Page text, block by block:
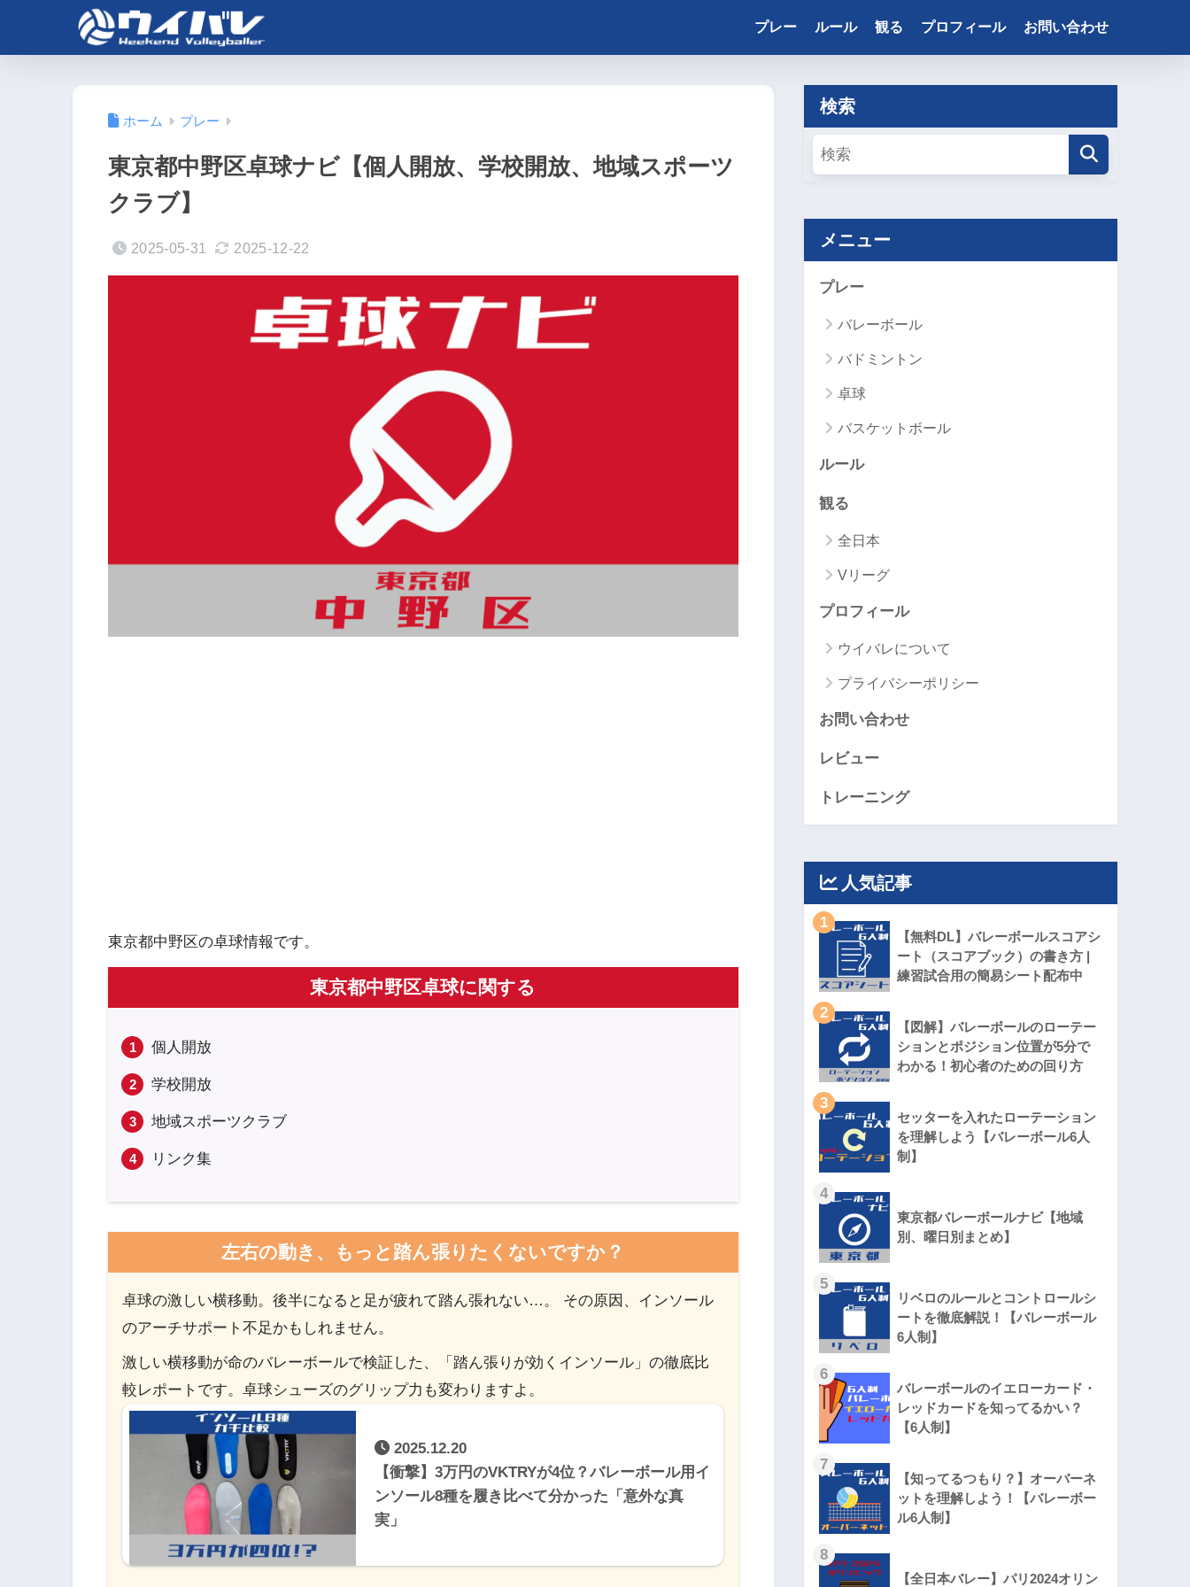
プレー ルール 観る プロフィール お問い合わせ
ホーム プレー
東京都中野区卓球ナビ【個人開放、学校開放、地域スポーツ
クラブ】
2025-05-31 2025-12-22
東京都中野区の卓球情報です。
東京都中野区卓球に関する
個人開放
学校開放
地域スポーツクラブ
リンク集
左右の動き、もっと踏ん張りたくないですか？
卓球の激しい横移動。後半になると足が疲れて踏ん張れない…。 その原因、インソール
のアーチサポート不足かもしれません。
激しい横移動が命のバレーボールで検証した、「踏ん張りが効くインソール」の徹底比
較レポートです。卓球シューズのグリップ力も変わりますよ。
2025.12.20
【衝撃】3万円のVKTRYが4位？バレーボール用イ
ンソール8種を履き比べて分かった「意外な真
実」
検索
メニュー
プレー
バレーボール
バドミントン
卓球
バスケットボール
ルール
観る
全日本
Vリーグ
プロフィール
ウイバレについて
プライバシーポリシー
お問い合わせ
レビュー
トレーニング
人気記事
1
【無料DL】バレーボールスコアシ
ート（スコアブック）の書き方 |
練習試合用の簡易シート配布中
2
【図解】バレーボールのローテー
ションとポジション位置が5分で
わかる！初心者のための回り方
3
セッターを入れたローテーション
を理解しよう【バレーボール6人
制】
4
東京都バレーボールナビ【地域
別、曜日別まとめ】
5
リベロのルールとコントロールシ
ートを徹底解説！【バレーボール
6人制】
6
バレーボールのイエローカード・
レッドカードを知ってるかい？
【6人制】
7
【知ってるつもり？】オーバーネ
ットを理解しよう！【バレーボー
ル6人制】
8
【全日本バレー】パリ2024オリン